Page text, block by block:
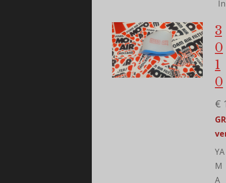
3
0
1
0
€
YA
M
A